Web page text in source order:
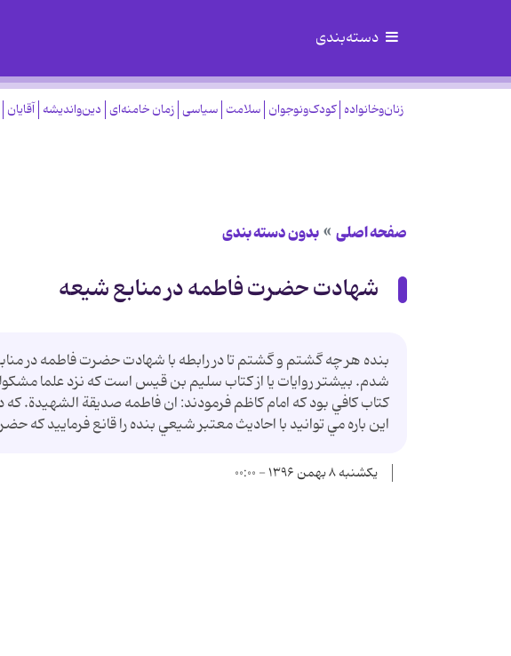
دسته‌بندی
زنان‌وخانواده کودک‌ونوجوان سلامت سیاسی زمان خامنه‌ای دین‌واندیشه آقایان
صفحه اصلی بدون دسته بندی
شهادت حضرت فاطمه در منابع شيعه
بنده هر چه گشتم و گشتم تا در رابطه با شهادت حضرت فاطمه در
شدم. بيشتر روايات يا از كتاب سليم بن قيس است كه نزد علما مشكوك
كتاب كافي بود كه امام كاظم فرمودند: ان فاطمه صديقة الشهيدة. كه
اين باره مي توانيد با احاديث معتبر شيعي بنده را قانع فرماييد
یکشنبه ۸ بهمن ۱۳۹۶ - ۰۰:۰۰